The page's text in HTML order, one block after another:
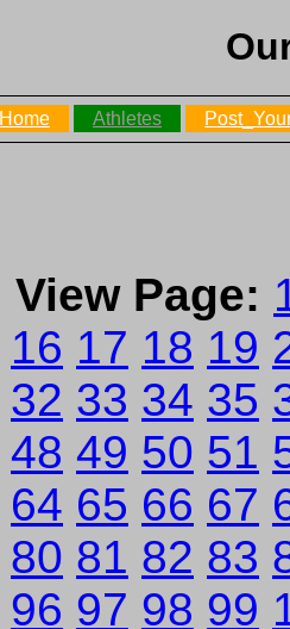
Home Athletes
View Page:
16 17 18 19
32 33 34 35
48 49 50 51
64 65 66 67
80 81 82 83
96 97 98 99